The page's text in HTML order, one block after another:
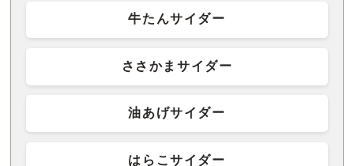
牛たんサイダー
ささかまサイダー
油あげサイダー
はらこサイダー